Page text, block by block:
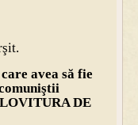
avea să fie
DE